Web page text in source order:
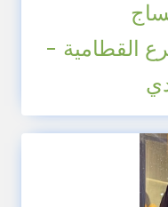
القطامية -